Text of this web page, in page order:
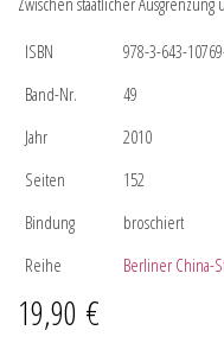
ISBN
978-3-643-
Band-Nr.
49
Jahr
2010
Seiten
152
Bindung
broschiert
Reihe
Berliner China-
19,90 €